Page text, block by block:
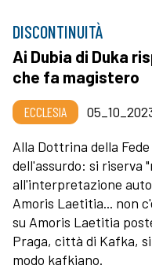
DISCONTINUITÀ
Ai Dubia di Duka
che fa magistero
ECCLESIA
Alla Dottrina della
dell'assurdo: si riserva
all'interpretazione
Amoris Laetitia... non
su Amoris Laetitia
Praga, città di Kafka,
modo kafkiano.